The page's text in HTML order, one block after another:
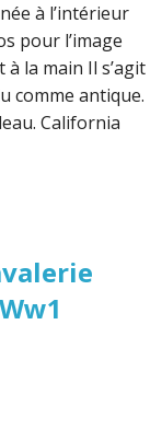
à l’intérieur
pour l’image
la main Il s’agit
comme antique.
California